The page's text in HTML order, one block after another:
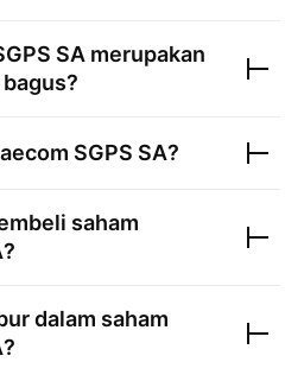
SA merupakan
SGPS SA?
saham
?
dalam saham
?